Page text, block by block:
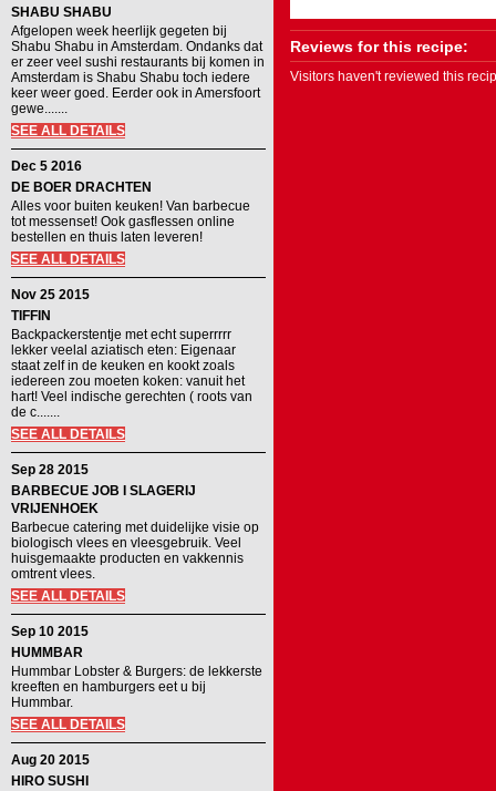
SHABU SHABU
Afgelopen week heerlijk gegeten bij
Shabu Shabu in Amsterdam. Ondanks dat
er zeer veel sushi restaurants bij komen in
Amsterdam is Shabu Shabu toch iedere
keer weer goed. Eerder ook in Amersfoort
gewe.......
SEE ALL DETAILS
Dec 5 2016
DE BOER DRACHTEN
Alles voor buiten keuken! Van barbecue
tot messenset! Ook gasflessen online
bestellen en thuis laten leveren!
SEE ALL DETAILS
Nov 25 2015
TIFFIN
Backpackerstentje met echt superrrrr
lekker veelal aziatisch eten: Eigenaar
staat zelf in de keuken en kookt zoals
iedereen zou moeten koken: vanuit het
hart! Veel indische gerechten ( roots van
de c.......
SEE ALL DETAILS
Sep 28 2015
BARBECUE JOB I SLAGERIJ
VRIJENHOEK
Barbecue catering met duidelijke visie op
biologisch vlees en vleesgebruik. Veel
huisgemaakte producten en vakkennis
omtrent vlees.
SEE ALL DETAILS
Sep 10 2015
HUMMBAR
Hummbar Lobster & Burgers: de lekkerste
kreeften en hamburgers eet u bij
Hummbar.
SEE ALL DETAILS
Aug 20 2015
HIRO SUSHI
Reviews for this recipe:
Visitors haven't reviewed this